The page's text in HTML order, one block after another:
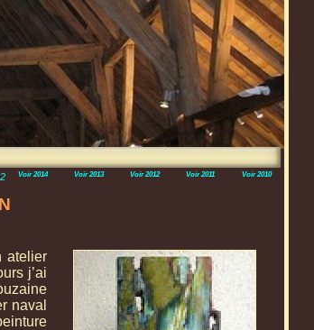
atelier
j’ai
naval
Voir 2014 Voir 2013 Voir 2012 Voir 2011
Voir 2010